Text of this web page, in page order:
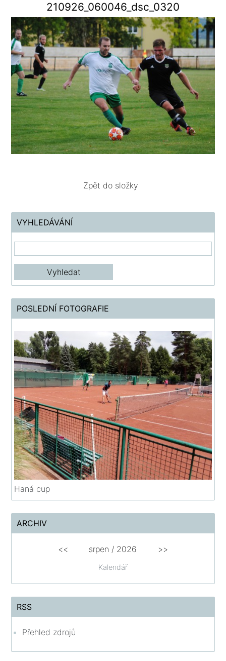
210926_060046_dsc_0320
Zpět do složky
VYHLEDÁVÁNÍ
POSLEDNÍ FOTOGRAFIE
Haná cup
ARCHIV
Kalendář
<< srpen / 2026 >>
RSS
Přehled zdrojů